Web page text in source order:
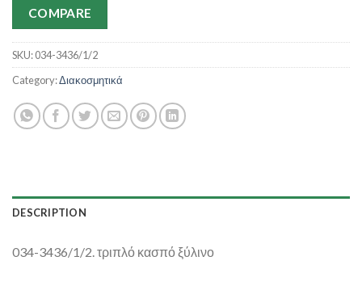
COMPARE
SKU:034-3436/1/2
Category:Διακοσμητικά
DESCRIPTION
034-3436/1/2. τριπλό κασπό ξύλινο